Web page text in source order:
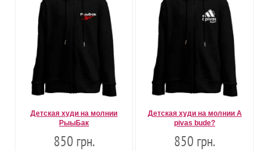
Детская худи на молнии
РыыБак
850 грн.
Детская худи на молнии A
pivas bude?
850 грн.